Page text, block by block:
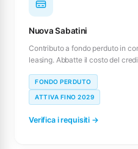
Nuova Sabatini
Contributo a fondo perduto in
leasing. Abbatte il costo del
FONDO PERDUTO
ATTIVA FINO 2029
Verifica i requisiti →